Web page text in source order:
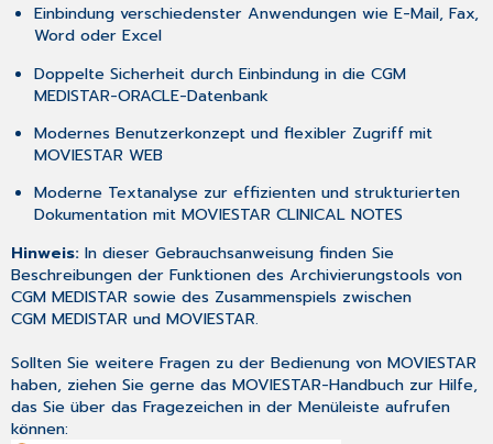
Einbindung verschiedenster Anwendungen wie E-Mail, Fax,
Word oder Excel
Doppelte Sicherheit durch Einbindung in die CGM
MEDISTAR-ORACLE-Datenbank
Modernes Benutzerkonzept und flexibler Zugriff mit
MOVIESTAR WEB
Moderne Textanalyse zur effizienten und strukturierten
Dokumentation mit MOVIESTAR CLINICAL NOTES
Hinweis:In dieser Gebrauchsanweisung finden Sie
Beschreibungen der Funktionen des Archivierungstools von
CGM MEDISTAR sowie des Zusammenspiels zwischen
CGM MEDISTAR und MOVIESTAR.
Sollten Sie weitere Fragen zu der Bedienung von MOVIESTAR
haben, ziehen Sie gerne das MOVIESTAR-Handbuch zur Hilfe,
das Sie über das Fragezeichen in der Menüleiste aufrufen
können: